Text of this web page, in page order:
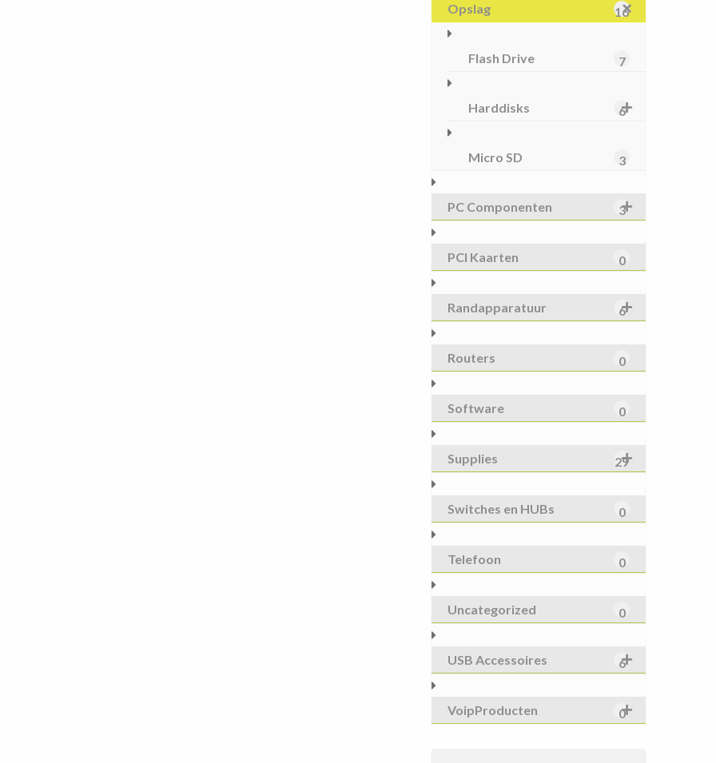
Opslag 16
Flash Drive 7
Harddisks 6
Micro SD 3
PC Componenten 3
PCI Kaarten 0
Randapparatuur 6
Routers 0
Software 0
Supplies 29
Switches en HUBs 0
Telefoon 0
Uncategorized 0
USB Accessoires 6
VoipProducten 0